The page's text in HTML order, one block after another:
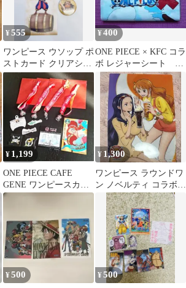
¥555
ワンピース ウソップ ポ
ストカード クリアシー
ト 缶バッジ ステッカー
¥400
ONE PIECE × KFC コラ
ボ レジャーシート ノ
ベルティ
¥ 1,199
ONE PIECE CAFE
GENE ワンピースカフ
ェ グッズ 11点セット
¥ 1,300
ワンピース ラウンドワ
ン ノベルティ コラボパ
ックマット ナミ ロビン
¥500 ¥500